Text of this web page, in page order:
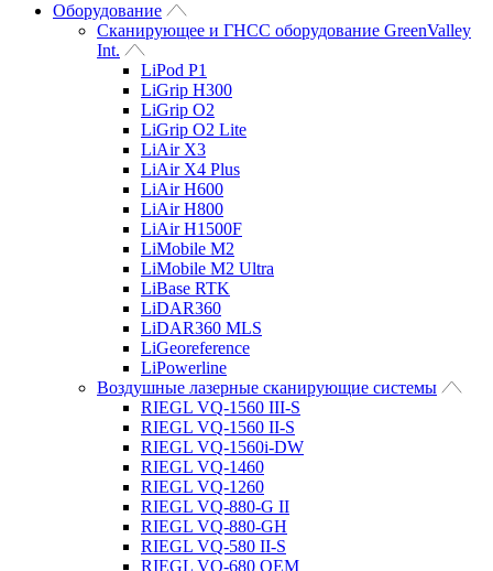
Оборудование
Сканирующее и ГНСС оборудование GreenValley
Int.
LiPod P1
LiGrip H300
LiGrip O2
LiGrip O2 Lite
LiAir X3
LiAir X4 Plus
LiAir H600
LiAir H800
LiAir H1500F
LiMobile M2
LiMobile M2 Ultra
LiBase RTK
LiDAR360
LiDAR360 MLS
LiGeoreference
LiPowerline
Воздушные лазерные сканирующие системы
RIEGL VQ-1560 III-S
RIEGL VQ-1560 II-S
RIEGL VQ-1560i-DW
RIEGL VQ-1460
RIEGL VQ-1260
RIEGL VQ-880-G II
RIEGL VQ-880-GH
RIEGL VQ-580 II-S
RIEGL VQ-680 OEM